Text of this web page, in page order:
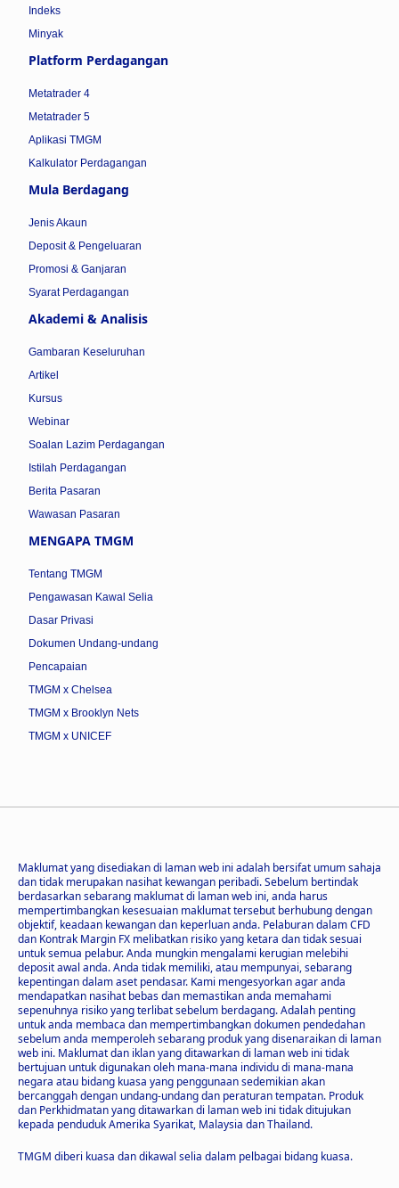
Indeks
Minyak
Platform Perdagangan
Metatrader 4
Metatrader 5
Aplikasi TMGM
Kalkulator Perdagangan
Mula Berdagang
Jenis Akaun
Deposit & Pengeluaran
Promosi & Ganjaran
Syarat Perdagangan
Akademi & Analisis
Gambaran Keseluruhan
Artikel
Kursus
Webinar
Soalan Lazim Perdagangan
Istilah Perdagangan
Berita Pasaran
Wawasan Pasaran
MENGAPA TMGM
Tentang TMGM
Pengawasan Kawal Selia
Dasar Privasi
Dokumen Undang-undang
Pencapaian
TMGM x Chelsea
TMGM x Brooklyn Nets
TMGM x UNICEF
Maklumat yang disediakan di laman web ini adalah bersifat umum sahaja
dan tidak merupakan nasihat kewangan peribadi. Sebelum bertindak
berdasarkan sebarang maklumat di laman web ini, anda harus
mempertimbangkan kesesuaian maklumat tersebut berhubung dengan
objektif, keadaan kewangan dan keperluan anda. Pelaburan dalam CFD
dan Kontrak Margin FX melibatkan risiko yang ketara dan tidak sesuai
untuk semua pelabur. Anda mungkin mengalami kerugian melebihi
deposit awal anda. Anda tidak memiliki, atau mempunyai, sebarang
kepentingan dalam aset pendasar. Kami mengesyorkan agar anda
mendapatkan nasihat bebas dan memastikan anda memahami
sepenuhnya risiko yang terlibat sebelum berdagang. Adalah penting
untuk anda membaca dan mempertimbangkan dokumen pendedahan
sebelum anda memperoleh sebarang produk yang disenaraikan di laman
web ini. Maklumat dan iklan yang ditawarkan di laman web ini tidak
bertujuan untuk digunakan oleh mana-mana individu di mana-mana
negara atau bidang kuasa yang penggunaan sedemikian akan
bercanggah dengan undang-undang dan peraturan tempatan. Produk
dan Perkhidmatan yang ditawarkan di laman web ini tidak ditujukan
kepada penduduk Amerika Syarikat, Malaysia dan Thailand.
TMGM diberi kuasa dan dikawal selia dalam pelbagai bidang kuasa.